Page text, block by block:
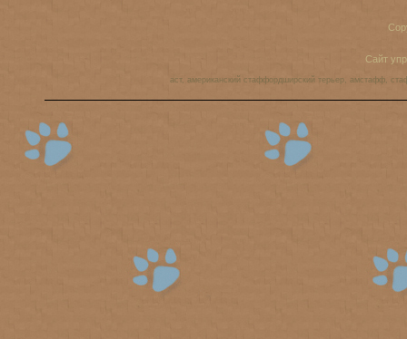
Сайт
аст, американский стаффордширский терьер, амстафф,